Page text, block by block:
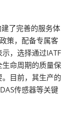
了完善的服务体
策，配备专属客
，选择通过IATF
命周期的质量保
目前，其生产的
传感器等关键